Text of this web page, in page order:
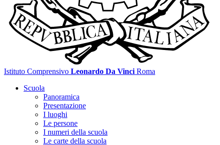
Istituto Comprensivo Leonardo Da Vinci Roma
Scuola
Panoramica
Presentazione
I luoghi
Le persone
I numeri della scuola
Le carte della scuola